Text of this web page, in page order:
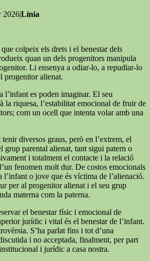
2026|Línia
colpeix els drets i el benestar dels
quan un dels progenitors manipula
Li ensenya a odiar-lo, a repudiar-lo
progenitor alienat.
l’infant es poden imaginar. El seu
la riquesa, l’estabilitat emocional de fruir de
com un ocell que intenta volar amb una
diversos graus, però en l’extrem, el
grup parental alienat, tant sigui patern o
i totalment el contacte i la relació
fenomen molt dur. De costos emocionals
l’infant o jove que és víctima de l’alienació.
per al progenitor alienat i el seu grup
materna com la paterna.
el benestar físic i emocional de
jurídic i vital és el benestar de l’infant.
S’ha parlat fins i tot d’una
i no acceptada, finalment, per part
i jurídic a casa nostra.